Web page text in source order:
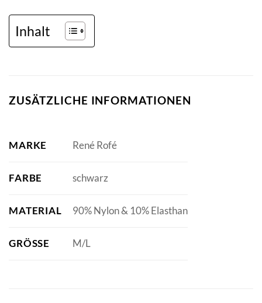
Inhalt
ZUSÄTZLICHE INFORMATIONEN
MARKE René Rofé
FARBE schwarz
MATERIAL 90% Nylon & 10% Elasthan
GRÖSSE M/L